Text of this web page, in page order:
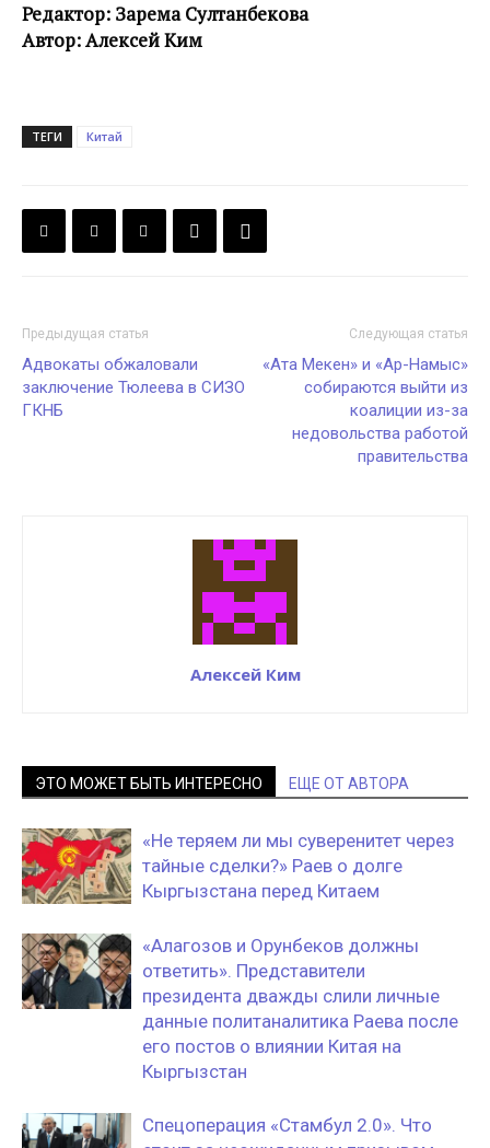
Редактор: Зарема Султанбекова
Автор: Алексей Ким
ТЕГИ Китай
Предыдущая статья
Адвокаты обжаловали
заключение Тюлеева в СИЗО
ГКНБ
Следующая статья
«Ата Мекен» и «Ар-Намыс»
собираются выйти из
коалиции из-за
недовольства работой
правительства
Алексей Ким
ЭТО МОЖЕТ БЫТЬ ИНТЕРЕСНО ЕЩЕ ОТ АВТОРА
«Не теряем ли мы суверенитет через
тайные сделки?» Раев о долге
Кыргызстана перед Китаем
«Алагозов и Орунбеков должны
ответить». Представители
президента дважды слили личные
данные политаналитика Раева после
его постов о влиянии Китая на
Кыргызстан
Спецоперация «Стамбул 2.0». Что